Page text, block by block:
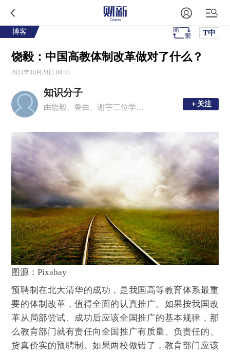
博客 T中
饶毅：中国高教体制改革做对了什么？
2024年10月28日 08:33
知识分子
由饶毅、鲁白、谢宇三位学者创办的移动新媒体平台，现任主编为周忠和、毛淑德、夏志宏。 ＋关注
＋关注
图源：Pixabay
预聘制在北大清华的成功，是我国高等教育体系最重
要的体制改革，值得全面的认真推广。如果按我国改
革从局部尝试、成功后应该全国推广的基本规律，那
么教育部门就有责任向全国推广有质量、负责任的、
货真价实的预聘制。如果两校做错了，教育部门应该